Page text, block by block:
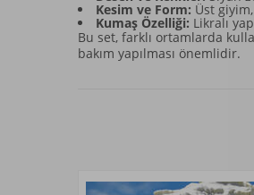
Kesim ve Form: Üst
Kumaş Özelliği: Likralı
Bu set, farklı ortamlarda
bakım yapılması önemlidir.